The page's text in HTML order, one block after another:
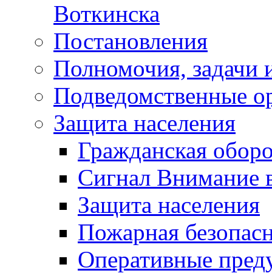
Воткинска
Постановления
Полномочия, задачи
Подведомственные
Защита населения
Гражданская
Сигнал Внимание
Защита населения
Пожарная
Оперативные